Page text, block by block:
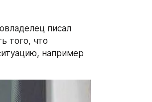
писал
того, что
например